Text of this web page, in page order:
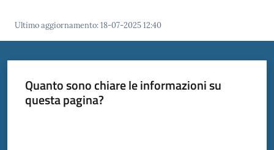
Servizi
Vivere
Castelfranco
Emilia
Ultimo aggiornamento:18-07-2025 12:40
Quanto sono chiare le informazioni su
questa pagina?